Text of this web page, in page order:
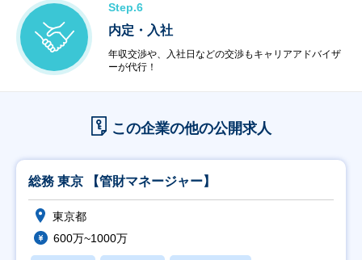
Step.6
内定・入社
年収交渉や、入社日などの交渉もキャリアアドバイザ
ーが代行！
この企業の他の公開求人
総務 東京 【管財マネージャー】
東京都
600万~1000万